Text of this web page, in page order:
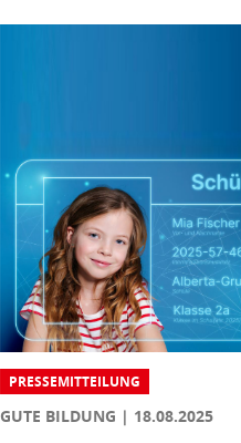
PRESSEMITTEILUNG
GUTE BILDUNG 18.08.2025